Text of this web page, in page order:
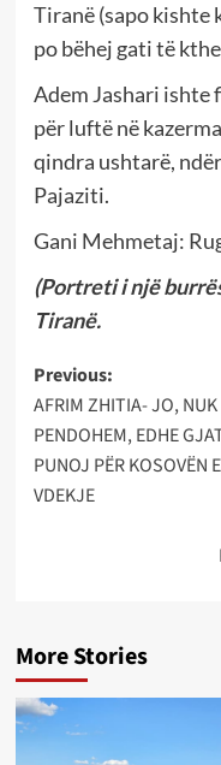
Tiranë (sapo kishte
po bëhej gati të
Adem Jashari ishte
për luftë në
qindra ushtarë,
Pajaziti.
Gani Mehmetaj:
(Portreti i një
Tiranë.
Post
navigation
Previous:
AFRIM ZHITIA- JO, NUK
PENDOHEM, EDHE
PUNOJ PËR KOSOVËN
VDEKJE
More Stories